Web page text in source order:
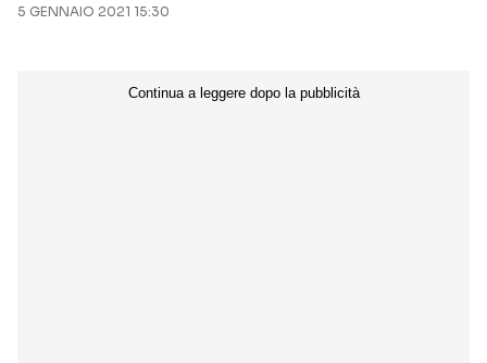
5 GENNAIO 2021 15:30